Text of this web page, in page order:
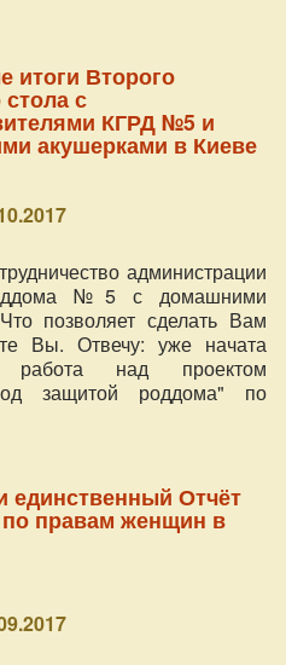
итоги Второго
стола с
КГРД №5 и
акушерками в Киеве
администрации
№5 с домашними
позволяет сделать Вам
Вы. Отвечу: уже начата
работа над проектом
защитой роддома" по
группы и участник
единственный Отчёт
правам женщин в